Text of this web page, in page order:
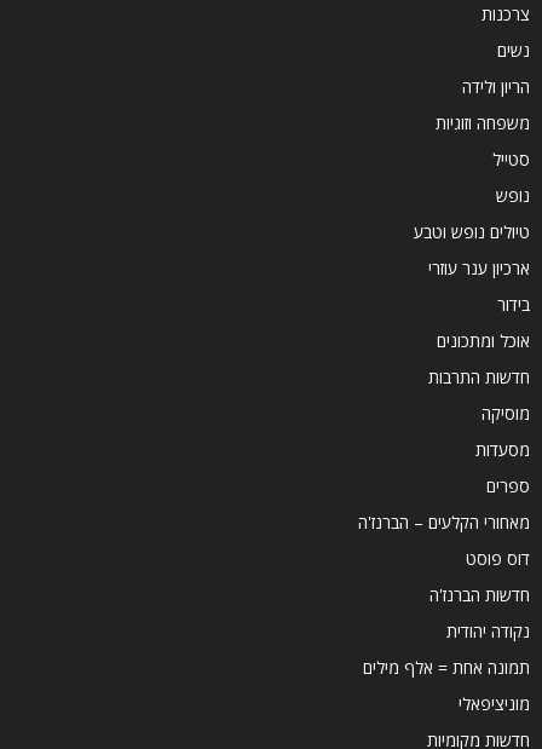
צרכנות
נשים
הריון ולידה
משפחה וזוגיות
סטייל
נופש
טיולים נופש וטבע
ארכיון ענר עוזרי
בידור
אוכל ומתכונים
חדשות התרבות
מוסיקה
מסעדות
ספרים
מאחורי הקלעים – הברנז'ה
דוס פוסט
חדשות הברנז'ה
נקודה יהודית
תמונה אחת = אלף מילים
מוניציפאלי
חדשות מקומיות